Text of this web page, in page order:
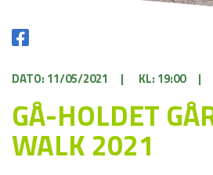
DATO: 11/05/2021 | KL: 19:00 |
GÅ-HOLDET
WALK 2021